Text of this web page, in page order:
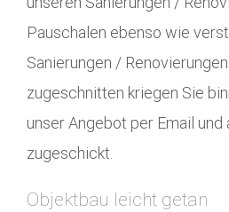
Pauschalen ebenso wie
Sanierungen /
zugeschnitten kriegen Sie
unser Angebot per Email
zugeschickt.
Objektbau leicht getan